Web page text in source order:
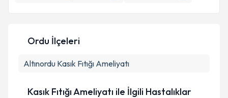
Ordu İlçeleri
Altınordu Kasık Fıtığı Ameliyatı
Kasık Fıtığı Ameliyatı ile İlgili Hastalıklar